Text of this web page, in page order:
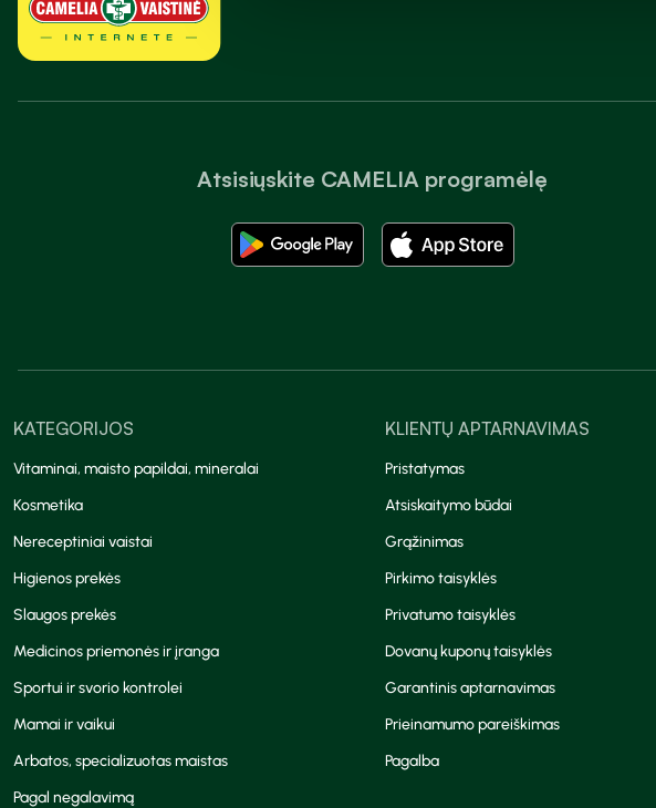
Atsisiųskite CAMELIA programėlę
KATEGORIJOS
Vitaminai, maisto papildai, mineralai
Kosmetika
Nereceptiniai vaistai
Higienos prekės
Slaugos prekės
Medicinos priemonės ir įranga
Sportui ir svorio kontrolei
Mamai ir vaikui
Arbatos, specializuotas maistas
Pagal negalavimą
KLIENTŲ APTARNAVIMAS
Pristatymas
Atsiskaitymo būdai
Grąžinimas
Pirkimo taisyklės
Privatumo taisyklės
Dovanų kuponų taisyklės
Garantinis aptarnavimas
Prieinamumo pareiškimas
Pagalba